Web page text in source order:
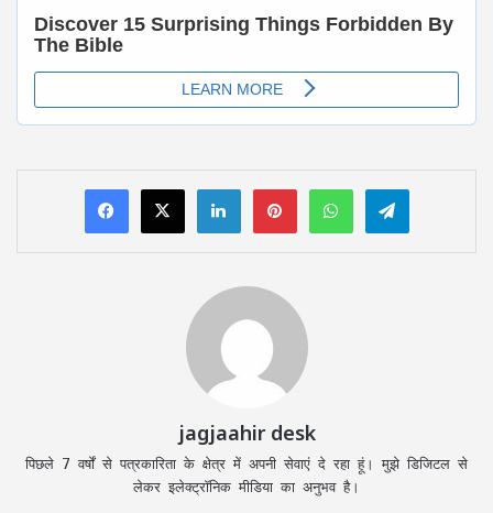
LinkedInPinterestWhatsAppTelegram
jagjaahir desk
पिछले 7 वर्षों से पत्रकारिता के क्षेत्र में अपनी सेवाएं दे रहा हूं। मुझे डिजिटल से
लेकर इलेक्ट्रॉनिक मीडिया का अनुभव है।